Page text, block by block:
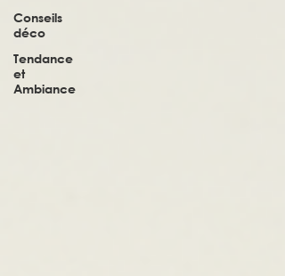
Conseils
déco
Tendance
et
Ambiance